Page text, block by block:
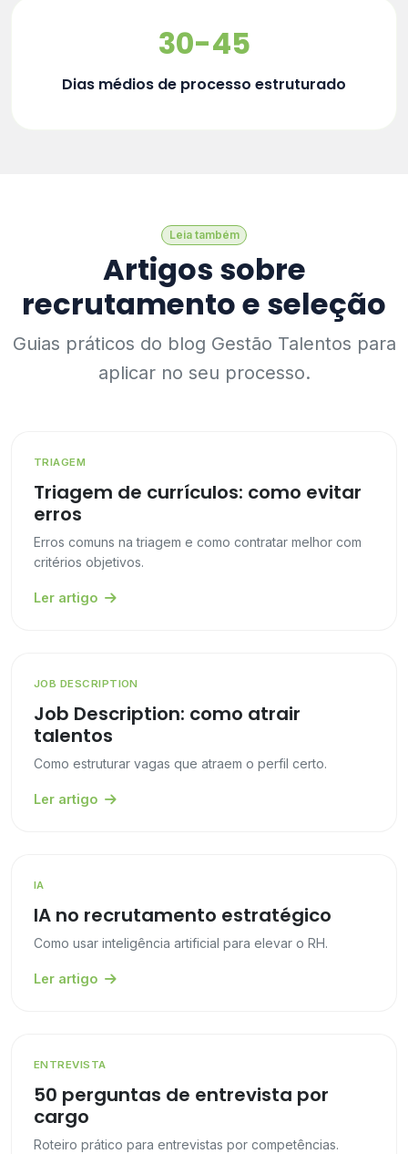
30-45
Dias médios de processo estruturado
Leia também
Artigos sobre
recrutamento e seleção
Guias práticos do blog Gestão Talentos para
aplicar no seu processo.
TRIAGEM
Triagem de currículos: como evitar
erros
Erros comuns na triagem e como contratar melhor com
critérios objetivos.
Ler artigo
JOB DESCRIPTION
Job Description: como atrair
talentos
Como estruturar vagas que atraem o perfil certo.
Ler artigo
IA
IA no recrutamento estratégico
Como usar inteligência artificial para elevar o RH.
Ler artigo
ENTREVISTA
50 perguntas de entrevista por
cargo
Roteiro prático para entrevistas por competências.